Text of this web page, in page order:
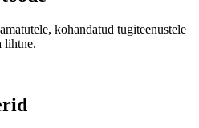
kohandatud tugiteenustele
lihtne.